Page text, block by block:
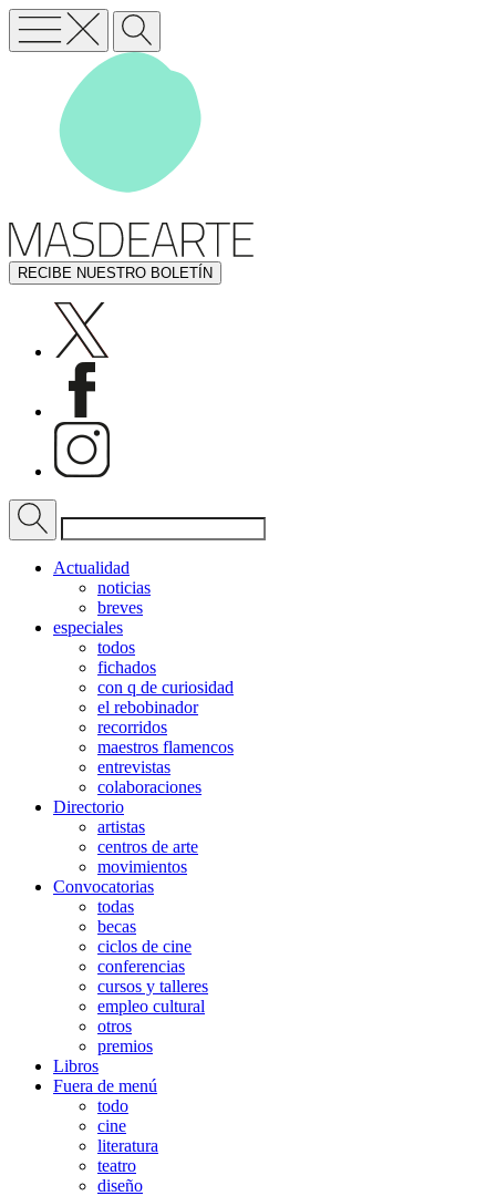
RECIBE NUESTRO BOLETÍN
Actualidad
noticias
breves
especiales
todos
fichados
con q de curiosidad
el rebobinador
recorridos
maestros flamencos
entrevistas
colaboraciones
Directorio
artistas
centros de arte
movimientos
Convocatorias
todas
becas
ciclos de cine
conferencias
cursos y talleres
empleo cultural
otros
premios
Libros
Fuera de menú
todo
cine
literatura
teatro
diseño